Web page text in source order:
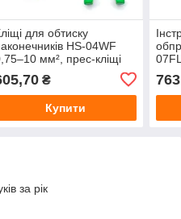
для обтиску
HS-04WF
мм², прес-кліщі
₴
Купити
за рік